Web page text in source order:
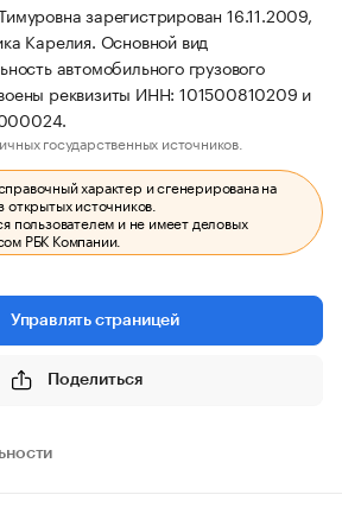
зарегистрирован 16.11.2009,
Карелия. Основной вид
автомобильного грузового
реквизиты ИНН: 101500810209 и
государственных источников.
характер и сгенерирована на
открытых источников.
пользователем и не имеет деловых
РБК Компании.
Управлять страницей
Поделиться